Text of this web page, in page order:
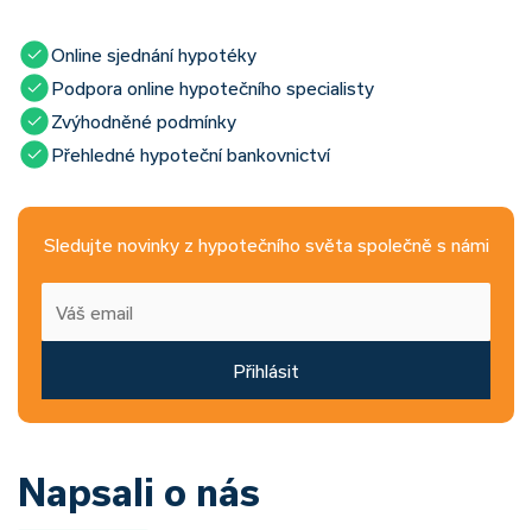
Online sjednání hypotéky
Podpora online hypotečního specialisty
Zvýhodněné podmínky
Přehledné hypoteční bankovnictví
Sledujte novinky z hypotečního světa společně s námi
Přihlásit
Napsali o nás